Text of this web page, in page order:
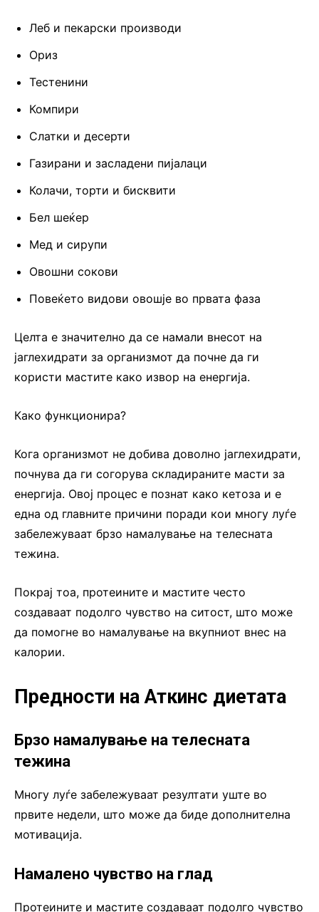
Леб и пекарски производи
Ориз
Тестенини
Компири
Слатки и десерти
Газирани и засладени пијалаци
Колачи, торти и бисквити
Бел шеќер
Мед и сирупи
Овошни сокови
Повеќето видови овошје во првата фаза
Целта е значително да се намали внесот на
јаглехидрати за организмот да почне да ги
користи мастите како извор на енергија.
Како функционира?
Кога организмот не добива доволно јаглехидрати,
почнува да ги согорува складираните масти за
енергија. Овој процес е познат како кетоза и е
една од главните причини поради кои многу луѓе
забележуваат брзо намалување на телесната
тежина.
Покрај тоа, протеините и мастите често
создаваат подолго чувство на ситост, што може
да помогне во намалување на вкупниот внес на
калории.
Предности на Аткинс диетата
Брзо намалување на телесната
тежина
Многу луѓе забележуваат резултати уште во
првите недели, што може да биде дополнителна
мотивација.
Намалено чувство на глад
Протеините и мастите создаваат подолго чувство